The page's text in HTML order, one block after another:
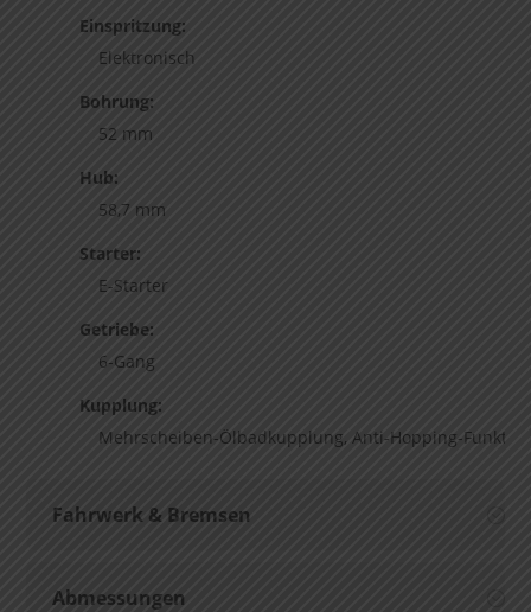
Einspritzung:
Elektronisch
Bohrung:
52 mm
Hub:
58,7 mm
Starter:
E-Starter
Getriebe:
6-Gang
Kupplung:
Mehrscheiben-Ölbadkupplung, Anti-Hopping-
Fahrwerk & Bremsen
Abmessungen